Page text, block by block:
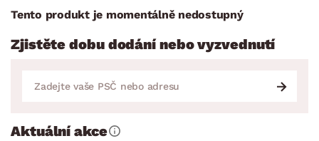
Tento produkt je momentálně nedostupný
Zjistěte dobu dodání nebo vyzvednutí
Aktuální akce